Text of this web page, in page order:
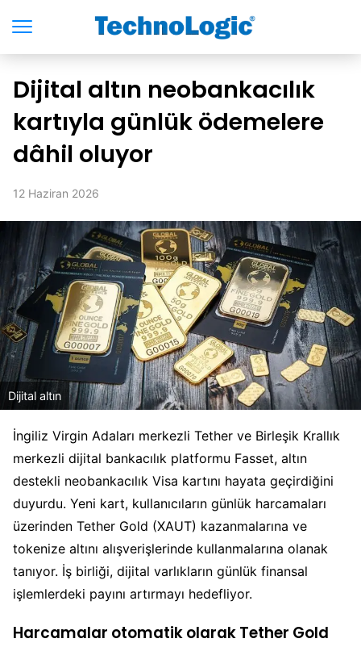
Dijital altın neobankacılık
kartıyla günlük ödemelere
dâhil oluyor
12 Haziran 2026
Dijital altın
İngiliz Virgin Adaları merkezli Tether ve Birleşik Krallık
merkezli dijital bankacılık platformu Fasset, altın
destekli neobankacılık Visa kartını hayata geçirdiğini
duyurdu. Yeni kart, kullanıcıların günlük harcamaları
üzerinden Tether Gold (XAUT) kazanmalarına ve
tokenize altını alışverişlerinde kullanmalarına olanak
tanıyor. İş birliği, dijital varlıkların günlük finansal
işlemlerdeki payını artırmayı hedefliyor.
Harcamalar otomatik olarak Tether Gold